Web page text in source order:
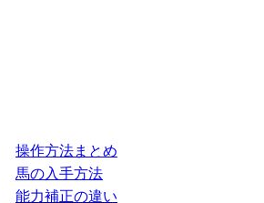
操作方法まとめ
馬の入手方法
能力補正の違い